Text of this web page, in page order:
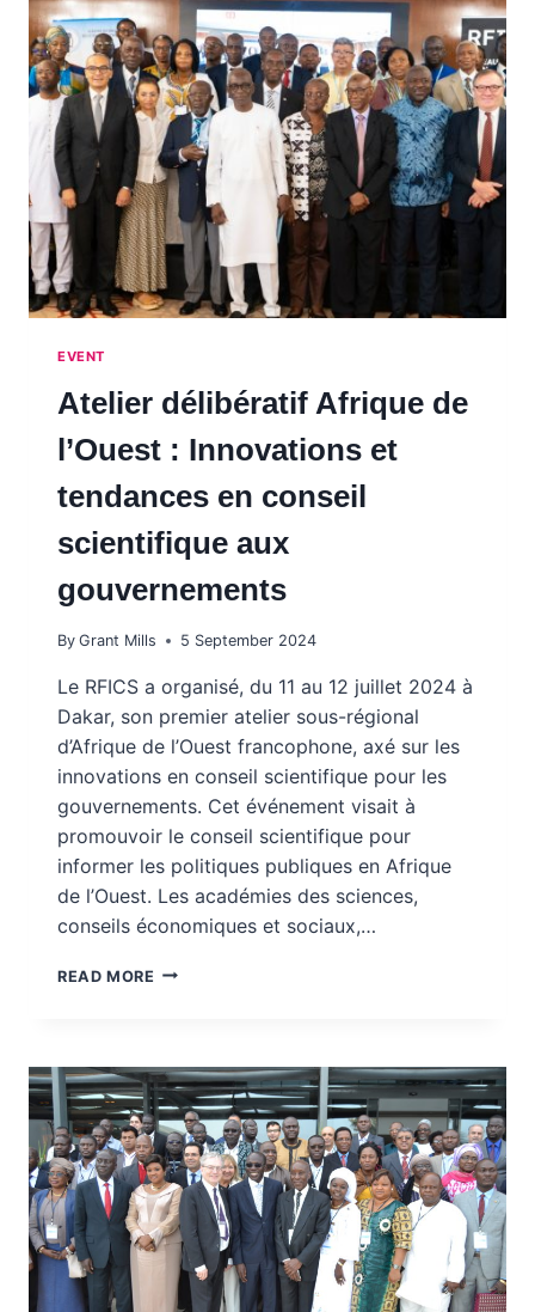
EVENT
Atelier délibératif Afrique de
l’Ouest : Innovations et
tendances en conseil
scientifique aux
gouvernements
By Grant Mills 5 September 2024
Le RFICS a organisé, du 11 au 12 juillet 2024 à
Dakar, son premier atelier sous-régional
d’Afrique de l’Ouest francophone, axé sur les
innovations en conseil scientifique pour les
gouvernements. Cet événement visait à
promouvoir le conseil scientifique pour
informer les politiques publiques en Afrique
de l’Ouest. Les académies des sciences,
conseils économiques et sociaux,…
READ MORE ATELIER
L’OUEST
:
INNOVATIONS
ET
TENDANCES
EN
CONSEIL
SCIENTIFIQUE
AUX
GOUVERNEMENTS